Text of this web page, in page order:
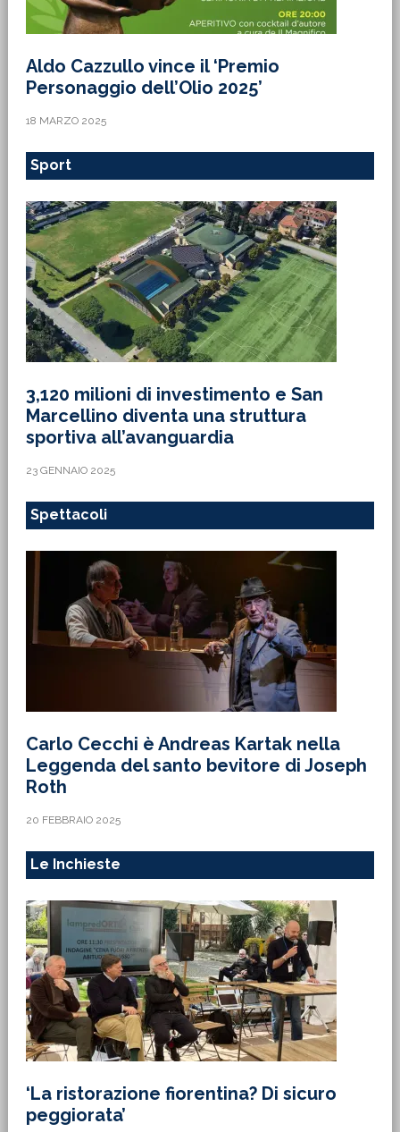
Aldo Cazzullo vince il ‘Premio
Personaggio dell’Olio 2025’
18 MARZO 2025
Sport
3,120 milioni di investimento e San
Marcellino diventa una struttura
sportiva all’avanguardia
23 GENNAIO 2025
Spettacoli
Carlo Cecchi è Andreas Kartak nella
Leggenda del santo bevitore di Joseph
Roth
20 FEBBRAIO 2025
Le Inchieste
‘La ristorazione fiorentina? Di sicuro
peggiorata’